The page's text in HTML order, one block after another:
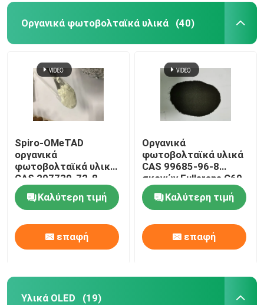
Οργανικά φωτοβολταϊκά υλικά (40)
Spiro-OMeTAD
οργανικά
φωτοβολταϊκά υλικά
CAS 207739-72-8
C81H68N4O8
Καλύτερη τιμή
επαφή
Οργανικά
φωτοβολταϊκά υλικά
CAS 99685-96-8
σκονών Fullerene C60
Καλύτερη τιμή
επαφή
Υλικά OLED (19)